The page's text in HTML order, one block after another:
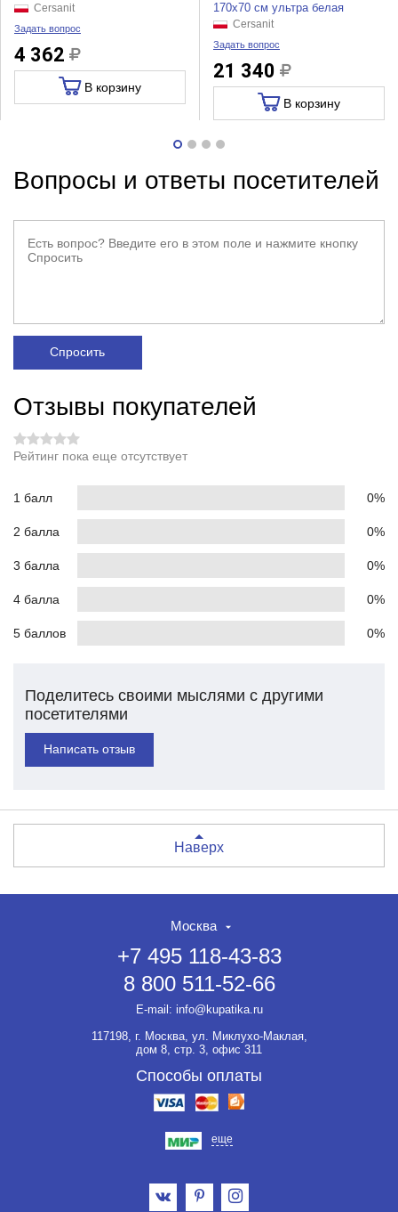
Cersanit
Задать вопрос
4 362
В корзину
170x70 см ультра белая
Cersanit
Задать вопрос
21 340
В корзину
Вопросы и ответы посетителей
Спросить
Отзывы покупателей
Рейтинг пока еще отсутствует
1 балл 0%
2 балла 0%
3 балла 0%
4 балла 0%
5 баллов 0%
Поделитесь своими мыслями с другими
посетителями
Написать отзыв
Наверх
Москва
+7 495 118-43-83
8 800 511-52-66
E-mail: info@kupatika.ru
117198, г. Москва, ул. Миклухо-Маклая,
дом 8, стр. 3, офис 311
Способы оплаты
еще